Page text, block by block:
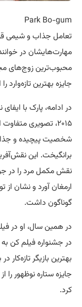
Park Bo-gum
تعامل جذاب و شیمی
مهارت‌هایشان در
محبوب‌ترین زوج‌های
جایزه بهترین
در ادامه، پارک با
۲۰۱۵، تصویری
شخصیت پیچیده و
برانگیخت. این
نقش مکمل مرد را در
ارمغان آورد و نشان از
گوناگون داشت.
در همین سال، او در
در جشنواره فیلم کن به
بهترین بازیگر
جایزه ستاره نوظهور
کرد.